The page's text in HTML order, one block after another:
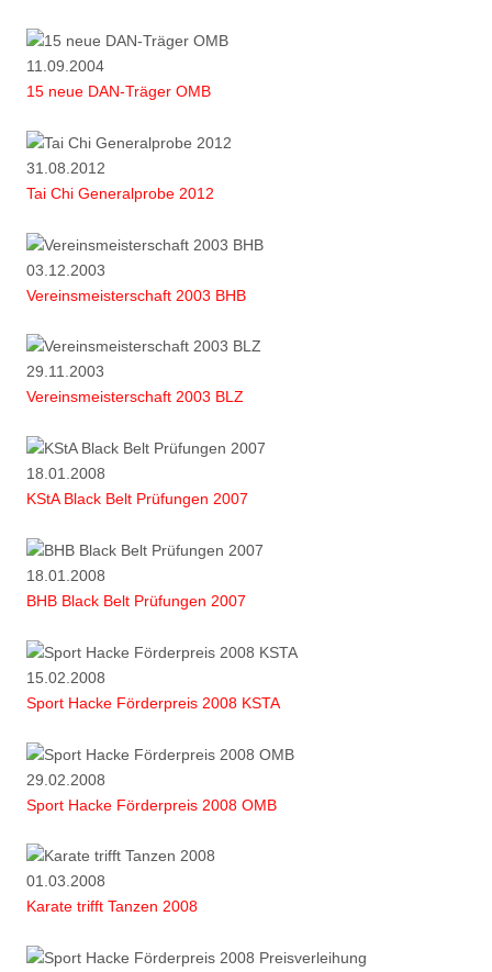
11.09.2004
15 neue DAN-Träger OMB
31.08.2012
Tai Chi Generalprobe 2012
03.12.2003
Vereinsmeisterschaft 2003 BHB
29.11.2003
Vereinsmeisterschaft 2003 BLZ
18.01.2008
KStA Black Belt Prüfungen 2007
18.01.2008
BHB Black Belt Prüfungen 2007
15.02.2008
Sport Hacke Förderpreis 2008 KSTA
29.02.2008
Sport Hacke Förderpreis 2008 OMB
01.03.2008
Karate trifft Tanzen 2008